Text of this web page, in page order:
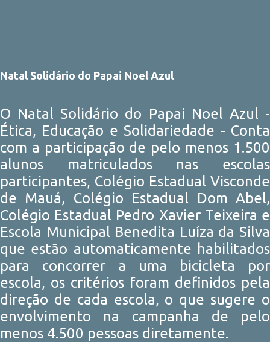
Natal Solidário do Papai Noel Azul
O Natal Solidário do Papai Noel Azul -
Ética, Educação e Solidariedade - Conta
com a participação de pelo menos 1.500
alunos matriculados nas escolas
participantes, Colégio Estadual Visconde
de Mauá, Colégio Estadual Dom Abel,
Colégio Estadual Pedro Xavier Teixeira e
Escola Municipal Benedita Luíza da Silva
que estão automaticamente habilitados
para concorrer a uma bicicleta por
escola, os critérios foram definidos pela
direção de cada escola, o que sugere o
envolvimento na campanha de pelo
menos 4.500 pessoas diretamente.